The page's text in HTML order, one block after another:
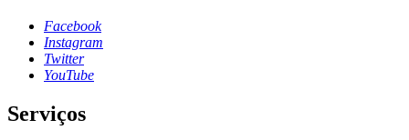
Facebook
Instagram
Twitter
YouTube
Serviços